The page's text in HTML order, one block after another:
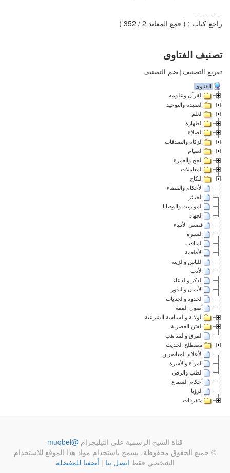
-----------
راجع كتاب : ( قمع المعاند 2 / 352 )
تصنيف الفتاوى
تفريع التصنيف | ضم التصنيف
الفتاوى
القرآن وعلومه
العقيدة والتوحيد
العلم
الطهارة
الصلاة
الزكاة والصدقات
الصيام
الحج والعمرة
المعاملات
النكاح
الأحكام والقضاء
الجنائز
المواريث والوصايا
الجهاد
قصص الأنبياء
السيرة
المناقب
الأطعمة
اللباس والزينة
الأدب
الذكر والدعاء
الأيمان والنذور
الحدود والجنايات
أصول الفقه
الولاية والسياسة الشرعية
الفتن العصرية
الفرق والمذاهب
مصطلح الحديث
الأعلام المعاصرين
المرأة والأسرة
الطب والرقى
أحكام السماع
الرؤيا
متفرقات
قناة الشيخ الرسمية على التيليجرام @muqbel
© جميع الحقوق محفوظة، يسمح باستخدام مواد هذا الموقع للاستخدام
الشخصي فقط اتصل بنا | أضفنا للمفضلة